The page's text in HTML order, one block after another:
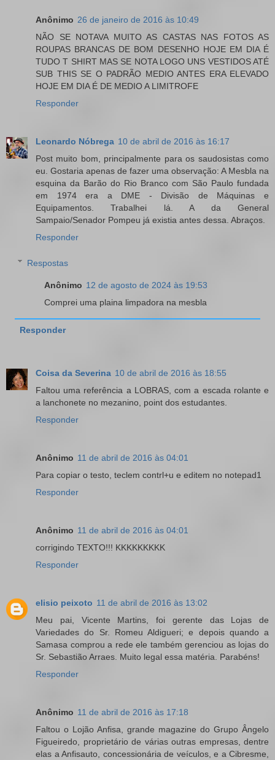
Anônimo 26 de janeiro de 2016 às 10:49
NÃO SE NOTAVA MUITO AS CASTAS NAS FOTOS AS
ROUPAS BRANCAS DE BOM DESENHO HOJE EM DIA É
TUDO T SHIRT MAS SE NOTA LOGO UNS VESTIDOS ATÉ
SUB THIS SE O PADRÃO MEDIO ANTES ERA ELEVADO
HOJE EM DIA É DE MEDIO A LIMITROFE
Responder
Leonardo Nóbrega 10 de abril de 2016 às 16:17
Post muito bom, principalmente para os saudosistas como
eu. Gostaria apenas de fazer uma observação: A Mesbla na
esquina da Barão do Rio Branco com São Paulo fundada
em 1974 era a DME - Divisão de Máquinas e
Equipamentos. Trabalhei lá. A da General
Sampaio/Senador Pompeu já existia antes dessa. Abraços.
Responder
Respostas
Anônimo 12 de agosto de 2024 às 19:53
Comprei uma plaina limpadora na mesbla
Responder
Coisa da Severina 10 de abril de 2016 às 18:55
Faltou uma referência a LOBRAS, com a escada rolante e
a lanchonete no mezanino, point dos estudantes.
Responder
Anônimo 11 de abril de 2016 às 04:01
Para copiar o testo, teclem contrl+u e editem no notepad1
Responder
Anônimo 11 de abril de 2016 às 04:01
corrigindo TEXTO!!! KKKKKKKKK
Responder
elisio peixoto 11 de abril de 2016 às 13:02
Meu pai, Vicente Martins, foi gerente das Lojas de
Variedades do Sr. Romeu Aldigueri; e depois quando a
Samasa comprou a rede ele também gerenciou as lojas do
Sr. Sebastião Arraes. Muito legal essa matéria. Parabéns!
Responder
Anônimo 11 de abril de 2016 às 17:18
Faltou o Lojão Anfisa, grande magazine do Grupo Ângelo
Figueiredo, proprietário de várias outras empresas, dentre
elas a Anfisauto, concessionária de veículos, e a Cibresme,